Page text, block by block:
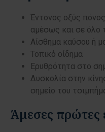
Έντονος οξύς
αμέσως και σε όλο
Αίσθημα καύσου ή
Τοπικό οίδημα
Ερυθρότητα στο
Δυσκολία στην
σημείο του
Άμεσες πρώτες